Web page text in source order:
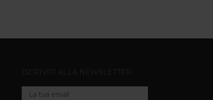
ISCRIVITI ALLA NEWSLETTER